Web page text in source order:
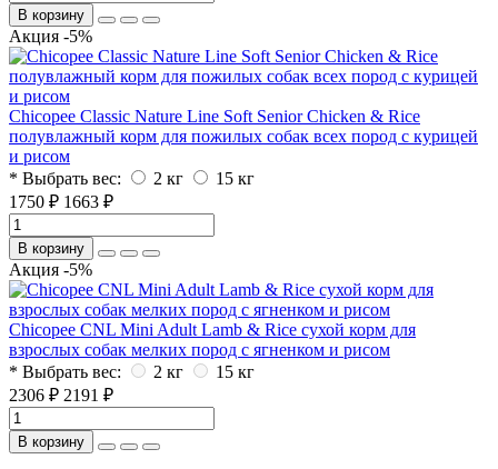
В корзину
Акция -5%
Chicopee Classic Nature Line Soft Senior Chicken & Rice
полувлажный корм для пожилых собак всех пород с курицей
и рисом
* Выбрать вес:
2 кг
15 кг
1750 ₽ 1663 ₽
В корзину
Акция -5%
Chicopee CNL Mini Adult Lamb & Rice сухой корм для
взрослых собак мелких пород с ягненком и рисом
* Выбрать вес:
2 кг
15 кг
2306 ₽ 2191 ₽
В корзину